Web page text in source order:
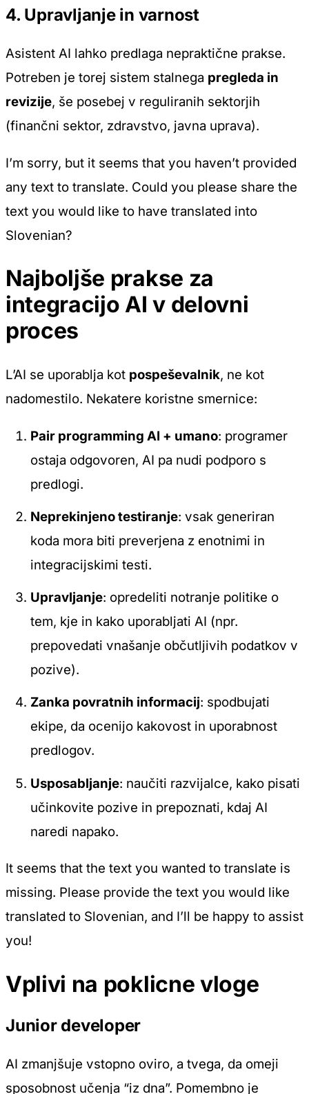
4. Upravljanje in varnost
Asistent AI lahko predlaga nepraktične prakse.
Potreben je torej sistem stalnega pregleda in
revizije, še posebej v reguliranih sektorjih
(finančni sektor, zdravstvo, javna uprava).
I’m sorry, but it seems that you haven’t provided
any text to translate. Could you please share the
text you would like to have translated into
Slovenian?
Najboljše prakse za
integracijo AI v delovni
proces
L’AI se uporablja kot pospeševalnik, ne kot
nadomestilo. Nekatere koristne smernice:
Pair programming AI + umano: programer
ostaja odgovoren, AI pa nudi podporo s
predlogi.
Neprekinjeno testiranje: vsak generiran
koda mora biti preverjena z enotnimi in
integracijskimi testi.
Upravljanje: opredeliti notranje politike o
tem, kje in kako uporabljati AI (npr.
prepovedati vnašanje občutljivih podatkov v
pozive).
Zanka povratnih informacij: spodbujati
ekipe, da ocenijo kakovost in uporabnost
predlogov.
Usposabljanje: naučiti razvijalce, kako pisati
učinkovite pozive in prepoznati, kdaj AI
naredi napako.
It seems that the text you wanted to translate is
missing. Please provide the text you would like
translated to Slovenian, and I’ll be happy to assist
you!
Vplivi na poklicne vloge
Junior developer
AI zmanjšuje vstopno oviro, a tvega, da omeji
sposobnost učenja “iz dna”. Pomembno je